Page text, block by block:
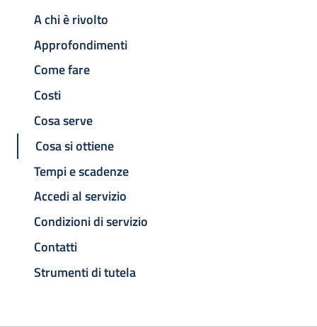
A chi è rivolto
Approfondimenti
Come fare
Costi
Cosa serve
Cosa si ottiene
Tempi e scadenze
Accedi al servizio
Condizioni di servizio
Contatti
Strumenti di tutela